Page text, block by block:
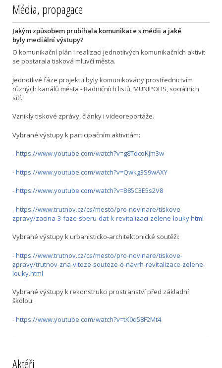
Média, propagace
Jakým způsobem probíhala komunikace s médii a jaké
byly mediální výstupy?
O komunikační plán i realizaci jednotlivých komunikačních aktivit
se postarala tisková mluvčí města.
Jednotlivé fáze projektu byly komunikovány prostřednictvím
různých kanálů města - Radničních listů, MUNIPOLIS, sociálních
sítí.
Vznikly tiskové zprávy, články i videoreportáže.
Vybrané výstupy k participačním aktivitám:
-https://www.youtube.com/watch?v=g8TdcoKjm3w
-https://www.youtube.com/watch?v=Qwkg3S9wAXY
-https://www.youtube.com/watch?v=B85C3E5s2V8
-https://www.trutnov.cz/cs/mesto/pro-novinare/tiskove-
zpravy/zacina-3-faze-sberu-dat-k-revitalizaci-zelene-louky.html
Vybrané výstupy k urbanisticko-architektonické soutěži:
-https://www.trutnov.cz/cs/mesto/pro-novinare/tiskove-
zpravy/trutnov-zna-viteze-souteze-o-navrh-revitalizace-zelene-
louky.html
Vybrané výstupy k rekonstrukci prostranství před základní
školou:
-https://www.youtube.com/watch?v=tK0q58F2Mt4
Aktéři